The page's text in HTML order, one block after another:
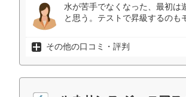
水が苦手でなくなった、最初は
と思う。テストで昇級するのも
その他の口コミ・評判